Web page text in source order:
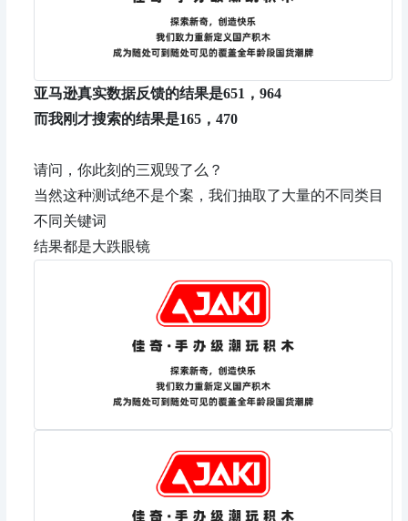
亚马逊真实数据反馈的结果是651，964
而我刚才搜索的结果是165，470
请问，你此刻的三观毁了么？
当然这种测试绝不是个案，我们抽取了大量的不同类目
不同关键词
结果都是大跌眼镜